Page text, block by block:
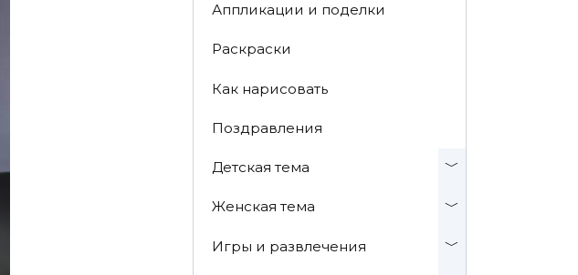
Аппликации и поделки
Раскраски
Как нарисовать
Поздравления
Детская тема
Женская тема
Игры и развлечения